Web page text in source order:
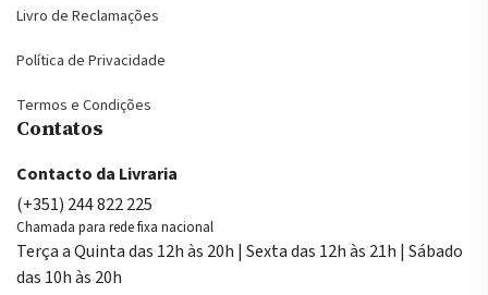
Livro de Reclamações
Política de Privacidade
Termos e Condições
Contatos
Contacto da Livraria
(+351) 244 822 225
Chamada para rede fixa nacional
Terça a Quinta das 12h às 20h | Sexta das 12h às 21h | Sábado
das 10h às 20h